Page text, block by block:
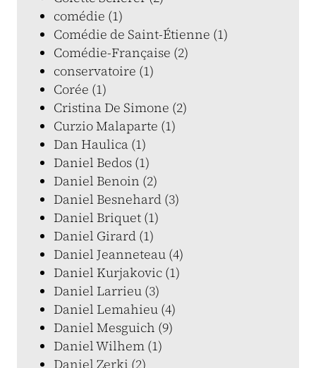
comédie (1)
Comédie de Saint-Étienne (1)
Comédie-Française (2)
conservatoire (1)
Corée (1)
Cristina De Simone (2)
Curzio Malaparte (1)
Dan Haulica (1)
Daniel Bedos (1)
Daniel Benoin (2)
Daniel Besnehard (3)
Daniel Briquet (1)
Daniel Girard (1)
Daniel Jeanneteau (4)
Daniel Kurjakovic (1)
Daniel Larrieu (3)
Daniel Lemahieu (4)
Daniel Mesguich (9)
Daniel Wilhem (1)
Daniel Zerki (2)